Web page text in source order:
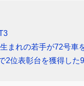
まれの若手が72号車
2位表彰台を獲得した